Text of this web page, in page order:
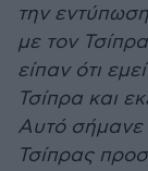
την
με τον
είπαν ότι
Τσίπρα και
Αυτό σήμανε
Τσίπρας